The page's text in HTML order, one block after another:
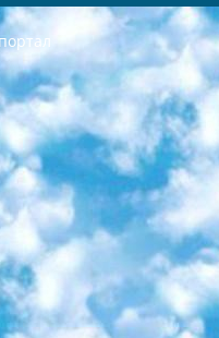
«Образование, квалификация медицина» 1-6 мая 2024 года. сотрудники перевести под присмотр (с отклонениями в физическом или умственном развитии) специализированная школа для детей, школы-интернаты и со сколиозом школы-интернаты санаторного типа для больных детей исключены). 9. Он был слепым, слабовидящим и имел нарушения опорно-двигательного аппарата. экзамены в специализированных школах и интернатах для детей должны проводиться исходя из требований, предъявляемых к общеобразовательным учреждениям (физкультура кроме науки). 10. Специализированная школа для глухих и слабослышащих детей. и экзамены в интернатах и быть реализован в виде письменного теста по математике. 11. Специальность для умственно отсталых детей. Для 9 класса Родной язык и литературное письмо Государственный язык (язык обучения – узбекский). для неклассов) написано Математическое письмо Письменная/устная история Узбекистана Физическое воспитание практично Итоговый контроль Для 11 класса Написание родного языка и литературы (эссе) Математическое письмо Узбекский язык (обучение на узбекском языке) не посещающее общее среднее образование для учреждений)/Образовательное учреждение выбор письменный и устный Иностранный язык письменный/устный Письменная/устная история Узбекистана *По выбору студента:  Химия  Физика  Основы государственного права  География 10 бесплатных образовательных ресурсов - Мы составили подборку онлайн-проектов с интерактивными упражнениями, видеолекциями и статьями. Они помогут вам обрести новые и освежить старые знания бесплатно. 1. «ИНТУИТ» Старейшая образовательная площадка Рунета. Здесь вы найдёте сотни текстовых и видеокурсов на десятки различных тем — от программирования до психологии. Многие курсы подготовлены российскими университетами и крупными международными компаниями вроде Intel и Microsoft. Самостоятельное обучение бесплатное, но желающие могут оплатить услуги персональных наставников. 2. «Смартия» знакомит с актуальными профессиями и подсказывает, как им обучаться. Выбрав заинтересовавшую вас специальность — SMM-специалист, фотограф, веб-дизайнер или другую, — увидите список необходимых для неё умений. Чтобы вы могли освоить их самостоятельно, для каждого умения площадка отображает подборку ссылок на учебные материалы. Хотя «Смартия» ориентируется на русскоязычную аудиторию, часть контента всё же доступна только на английском. 3. «Лекторий Физтеха» Проект Московского физико-технического института (Физтеха). С его помощью вы можете смотреть онлайн серии лекций, записанные на видео в этом вузе. В числе доступных предметов — физика, биология, химия, информационные технологии и другие. К некоторым лекциям администрация ресурса прилагает готовые конспекты, которые можно скачивать в PDF-формате. 4. ITMOcourses Онлайн-площадка Санкт-Петербургского национального исследовательского университета информационных технологий, механики и оптики (ИТМО). Ресурс предоставляет свободный доступ к курсам, разработанным в этом вузе. Каталог материалов разбит на четыре категории: «Оптические системы и технологии», «Приборостроение и робототехника», «Информационные технологии» и «Биотехнологии». Курсы состоят из видеолекций, интерактивных демонстраций и заданий. 5. «КиберЛенинка» Электронная научная библиотека открытого доступа. Каталог площадки регулярно обрастает текстами статей из различных научных изданий. Сгруппированные по журналам и рубрикам публикации можно читать онлайн или скачивать целиком в PDF-формате. Проект нацелен на популяризацию науки за счёт открытого доступа к качественной информации. 6. «ПостНаука» На этом ресурсе публикуют подборки видеолекций, составленные экспертами из разных отраслей и объединённые общими темами. Среди них, к примеру, есть серии «Биоинформатика и геномика», «Культура средневековой Скандинавии» и Cinema Studies о теории кино. Каждая подборка лекций — логически связанная история, рассказанная экспертом от первого лица. Кроме того, на сайте появляются научно-образовательные статьи и тесты на разные темы. 7. «Newочём» Команда проекта «Newочём» отбирает самые интересные тексты из англоязычных СМИ и переводит те из них, за которые голосуют участники сообщества «ВКонтакте». По большей части это научно-популярные статьи. Редакторы придумывают лишь заголовки, в остальном содержание переводов соответствует оригиналам. Полные тексты можно читать прямо в социальной сети. 8. InternetUrok Онлайн-база материалов по основным дисциплинам школьной программы. Информация на сайте структурирована по классам, предметам и темам (урокам). Каждый урок состоит из видеолекций и конспектов. Есть также интерактивные тренажёры и тесты для закрепления пройденного материала. Даже если вы давно окончили школу, возможность повторить программу старших классов всегда может пригодиться. 9. Edutainme Ещё один ресурс об образовании. В отличие от Newtonew, как мне кажется, Edutainme больше ориентируется на представителей индустрии: педагогов, предпринимателей, разработчиков образовательных проектов. Но и любой, кто просто стремится к саморазвитию, найдёт на сайте много полезного и интересного для себя. Например, информацию о новых курсах и образовательных сервисах. 10. Newtonew Онлайн-медиа об образовании и обучении в широком смысле. Авторы Newtonew пишут об инструментах, заведениях, тактиках и стратегиях, которые помогают учить других и получать новые знания самостоятельно. На этой площадке вы найдёте новости, обзоры, аналитические мат